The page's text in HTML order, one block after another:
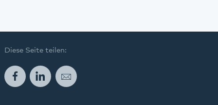
Diese Seite teilen:
FacebookLinkedInE-Mail